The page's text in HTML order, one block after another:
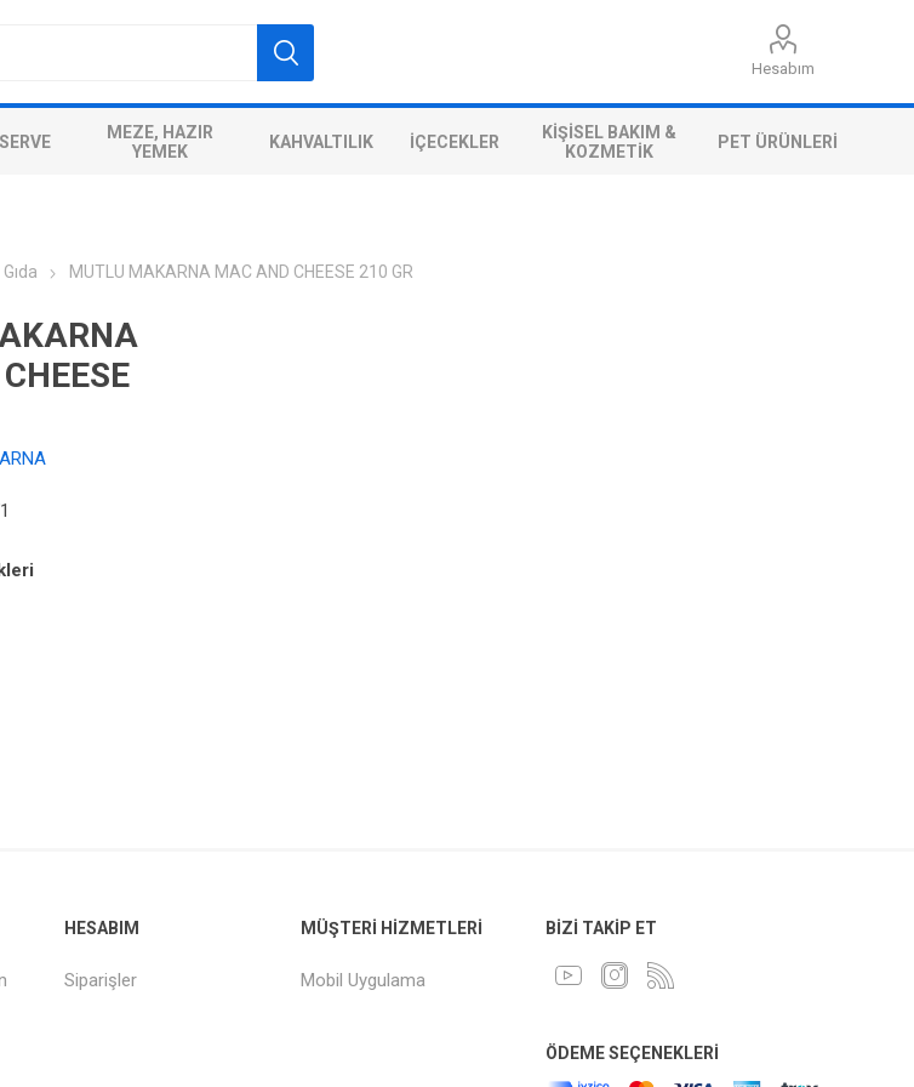
Hesabım
MEZE, HAZIR
YEMEK
KAHVALTILIK İÇECEKLER
KIŞISEL BAKIM &
KOZMETIK
PET ÜRÜNLERI
MUTLU MAKARNA MAC AND CHEESE 210 GR
HESABIM
Siparişler
MÜŞTERI HIZMETLERI
Mobil Uygulama
BIZI TAKIP ET
ÖDEME SEÇENEKLERI